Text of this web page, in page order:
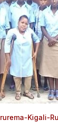
Kigali-